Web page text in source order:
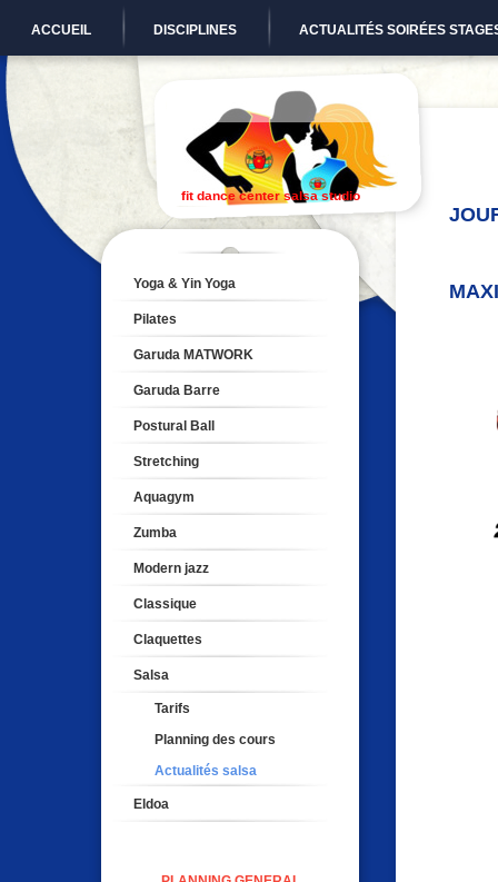
ACCUEIL DISCIPLINES ACTUALITÉS SOIRÉES
fit dance center salsa studio
Yoga & Yin Yoga
Pilates
Garuda MATWORK
Garuda Barre
Postural Ball
Stretching
Aquagym
Zumba
Modern jazz
Classique
Claquettes
Salsa
Tarifs
Planning des cours
Actualités salsa
Eldoa